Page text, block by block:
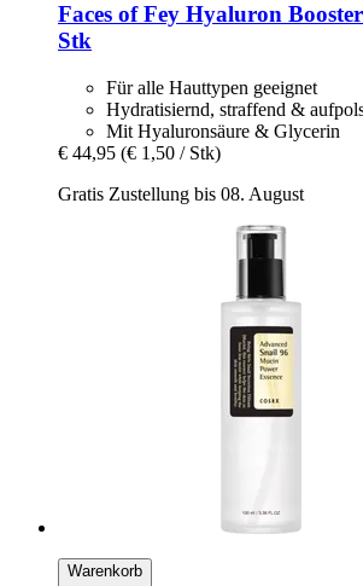
Faces of Fey Hyaluron
Stk
Für alle Hauttypen geeignet
Hydratisiernd, straffend &
Mit Hyaluronsäure & Glycerin
€ 44,95 (€ 1,50 / Stk)
Gratis Zustellung bis 08. August
Warenkorb